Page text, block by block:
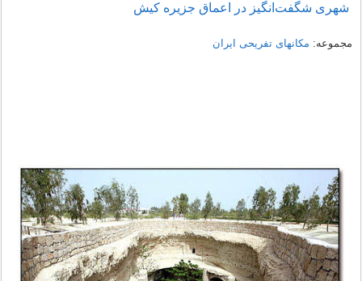
شهری شگفت‌انگیز در اعماق جزیره کیش
مجموعه: مکانهای تفریحی ايران